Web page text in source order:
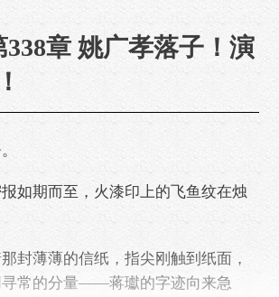
章 姚广孝落子！演
期而至，火漆印上的飞鱼纹在烛
薄薄的信纸，指尖刚触到纸面，
寻常的分量——蒋瓛的字迹向来急